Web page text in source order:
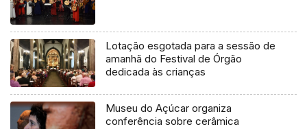
Lotação esgotada para a sessão de
amanhã do Festival de Órgão
dedicada às crianças
Museu do Açúcar organiza
conferência sobre cerâmica